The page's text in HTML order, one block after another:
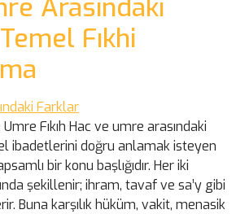
Arasındaki
Fıkhi
Fıkıh Hac ve umre arasındaki
ibadetlerini doğru anlamak isteyen
bir konu başlığıdır. Her iki
şekillenir; ihram, tavaf ve sa’y gibi
Buna karşılık hüküm, vakit, menasik